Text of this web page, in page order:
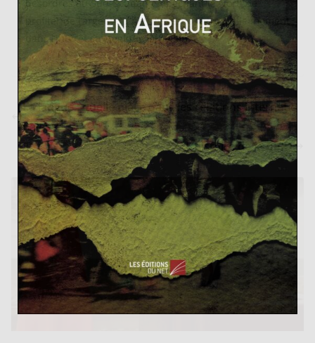
désordres au Sud-Soudan empêchant le Nord de
profiter de l’argent du pétrole, est donc pour le moment
dans l’intérêt stratégique israélien.
La langue : quelle place dans les relations internatio
nales ?
L’histoire de la BIRD